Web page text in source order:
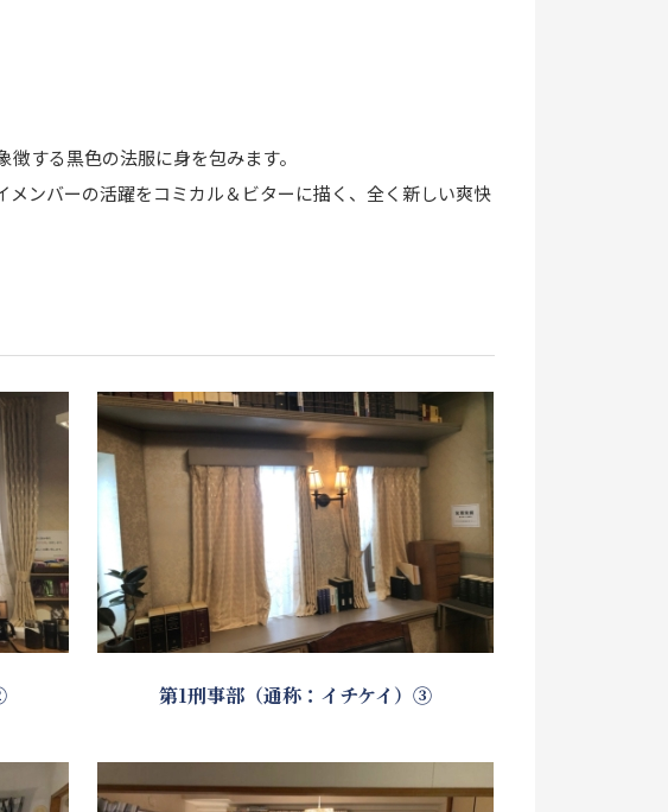
する黒色の法服に身を包みます。
ンバーの活躍をコミカル＆ビターに描く、全く新しい爽快
第1刑事部（通称：イチケイ）③